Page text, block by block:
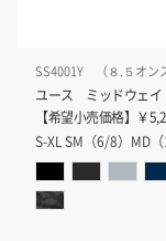
SS4001Y （８.５オン
ユース ミッドウェイ
【希望小売価格】￥
S-XL SM（6/8）MD